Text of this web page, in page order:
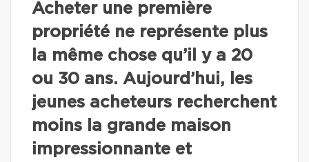
Acheter une première
propriété ne représente plus
la même chose qu’il y a 20
ou 30 ans. Aujourd’hui, les
jeunes acheteurs recherchent
moins la grande maison
impressionnante et